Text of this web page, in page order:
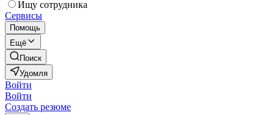
Ищу сотрудника
Сервисы
Помощь
Ещё
Поиск
Удомля
Войти
Войти
Создать резюме